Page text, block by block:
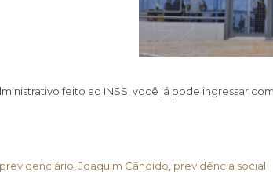
feito ao INSS, você já pode ingressar
Joaquim Cândido previdência social